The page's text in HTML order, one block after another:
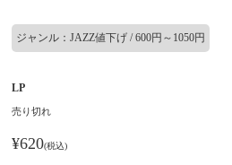
ジャンル：JAZZ値下げ / 600円～1050円
LP
売り切れ
¥620(税込)